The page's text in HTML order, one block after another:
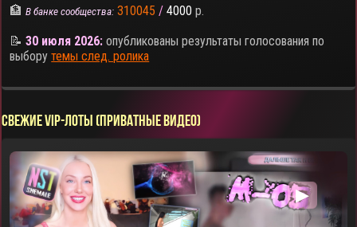
🏦В банке сообщества: 310045 / 4000 р.
📝30 июля 2026: опубликованы результаты голосования по
выборутемы след. ролика
СВЕЖИЕ VIP-ЛОТЫ (ПРИВАТНЫЕ ВИДЕО)
▶